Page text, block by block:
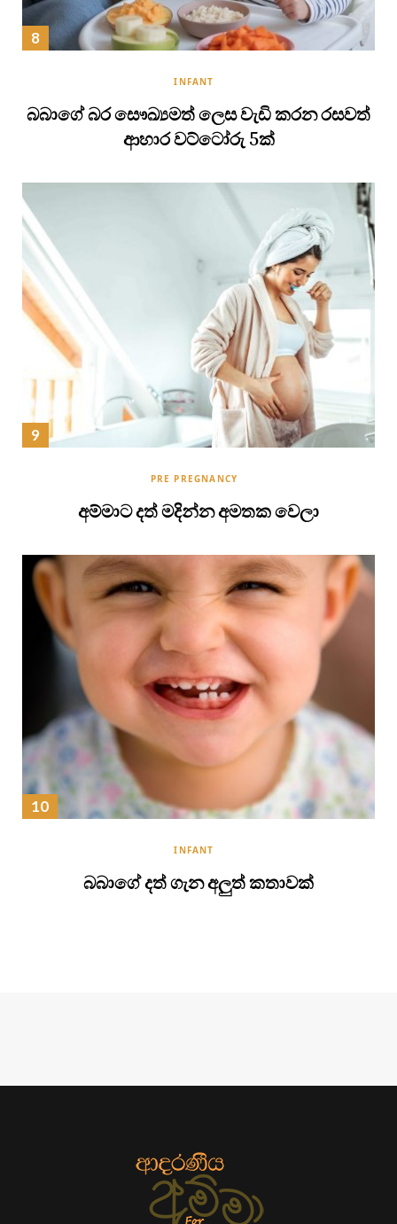
INFANT
බබාගේ බර සෞඛ්‍යමත් ලෙස වැඩි කරන රසවත්
ආහාර වට්ටෝරු 5ක්
PRE PREGNANCY
අම්මාට දත් මදින්න අමතක වෙලා
INFANT
බබාගේ දත් ගැන අලුත් කතාවක්